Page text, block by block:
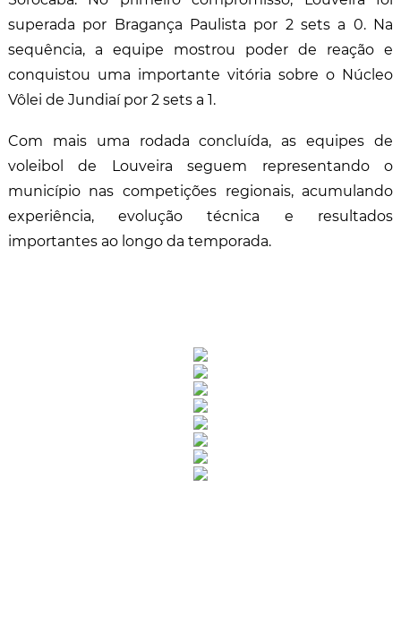
superada por Bragança Paulista por 2 sets a 0. Na
sequência, a equipe mostrou poder de reação e
conquistou uma importante vitória sobre o Núcleo
Vôlei de Jundiaí por 2 sets a 1.
Com mais uma rodada concluída, as equipes de
voleibol de Louveira seguem representando o
município nas competições regionais, acumulando
experiência, evolução técnica e resultados
importantes ao longo da temporada.